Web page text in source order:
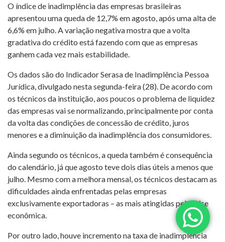
O índice de inadimplência das empresas brasileiras
apresentou uma queda de 12,7% em agosto, após uma alta de
6,6% em julho. A variação negativa mostra que a volta
gradativa do crédito está fazendo com que as empresas
ganhem cada vez mais estabilidade.
Os dados são do Indicador Serasa de Inadimplência Pessoa
Jurídica, divulgado nesta segunda-feira (28). De acordo com
os técnicos da instituição, aos poucos o problema de liquidez
das empresas vai se normalizando, principalmente por conta
da volta das condições de concessão de crédito, juros
menores e a diminuição da inadimplência dos consumidores.
Ainda segundo os técnicos, a queda também é consequência
do calendário, já que agosto teve dois dias úteis a menos que
julho. Mesmo com a melhora mensal, os técnicos destacam as
dificuldades ainda enfrentadas pelas empresas
exclusivamente exportadoras – as mais atingidas pela crise
econômica.
Por outro lado, houve incremento na taxa de inadimplência